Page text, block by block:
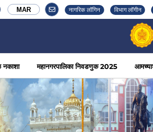
MAR नागरिक लॉगिन विभाग लॉगीन
महानगरपालिका निवडणुक 2025